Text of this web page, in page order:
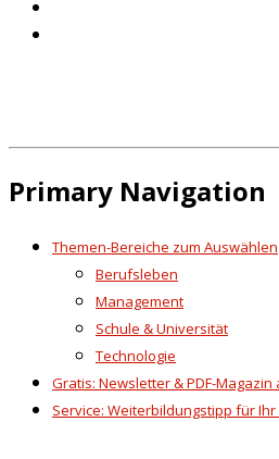
Primary Navigation
Themen-Bereiche zum Auswählen
Berufsleben
Management
Schule & Universität
Technologie
Gratis: Newsletter & PDF-
Service: Weiterbildungstipp für